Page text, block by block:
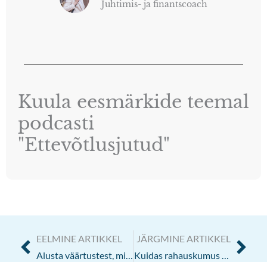
Juhtimis- ja finantscoach
Kuula eesmärkide teemal
podcasti
"Ettevõtlusjutud"
Prev
EELMINE ARTIKKEL
Alusta väärtustest, mitte eesmärgist ehk põhjus miks eesmärgid jäävad unistuseks
JÄRGMINE ARTIKKEL
Kuidas rahauskumus “ma pole numbrite inimene” takistab arengut?